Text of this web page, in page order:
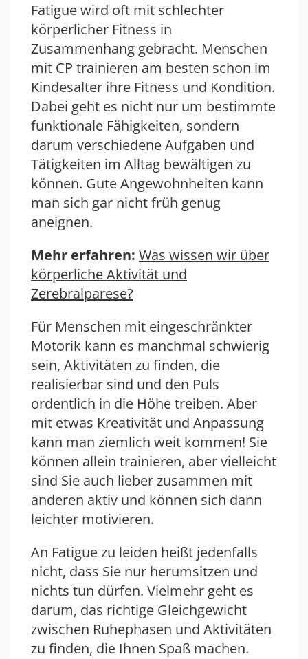
Fatigue wird oft mit schlechter
körperlicher Fitness in
Zusammenhang gebracht. Menschen
mit CP trainieren am besten schon im
Kindesalter ihre Fitness und Kondition.
Dabei geht es nicht nur um bestimmte
funktionale Fähigkeiten, sondern
darum verschiedene Aufgaben und
Tätigkeiten im Alltag bewältigen zu
können. Gute Angewohnheiten kann
man sich gar nicht früh genug
aneignen.
Mehr erfahren: Was wissen wir über
körperliche Aktivität und
Zerebralparese?
Für Menschen mit eingeschränkter
Motorik kann es manchmal schwierig
sein, Aktivitäten zu finden, die
realisierbar sind und den Puls
ordentlich in die Höhe treiben. Aber
mit etwas Kreativität und Anpassung
kann man ziemlich weit kommen! Sie
können allein trainieren, aber vielleicht
sind Sie auch lieber zusammen mit
anderen aktiv und können sich dann
leichter motivieren.
An Fatigue zu leiden heißt jedenfalls
nicht, dass Sie nur herumsitzen und
nichts tun dürfen. Vielmehr geht es
darum, das richtige Gleichgewicht
zwischen Ruhephasen und Aktivitäten
zu finden, die Ihnen Spaß machen.